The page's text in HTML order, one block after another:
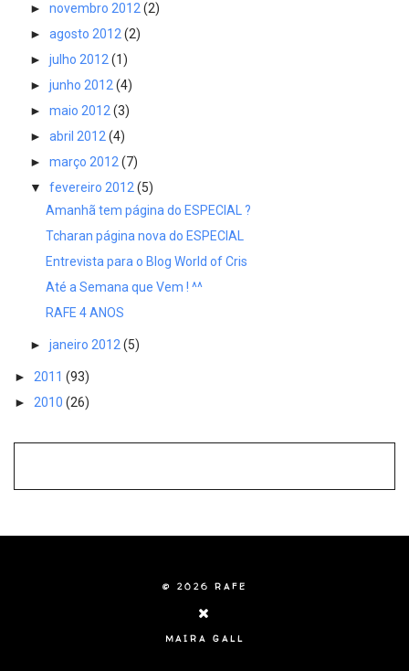
► novembro 2012(2)
► agosto 2012(2)
► julho 2012(1)
► junho 2012(4)
► maio 2012(3)
► abril 2012(4)
► março 2012(7)
▼ fevereiro 2012(5)
Amanhã tem página do ESPECIAL ?
Tcharan página nova do ESPECIAL
Entrevista para o Blog World of Cris
Até a Semana que Vem ! ^^
RAFE 4 ANOS
► janeiro 2012 (5)
► 2011 (93)
► 2010 (26)
© 2026 RAFE
MAIRA GALL